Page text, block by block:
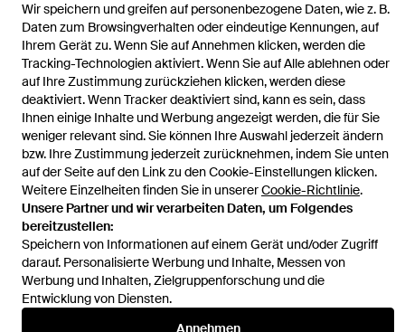
Wir speichern und greifen auf personenbezogene Daten, wie z. B.
Daten zum Browsingverhalten oder eindeutige Kennungen, auf
Ihrem Gerät zu. Wenn Sie auf Annehmen klicken, werden die
Tracking-Technologien aktiviert. Wenn Sie auf Alle ablehnen oder
auf Ihre Zustimmung zurückziehen klicken, werden diese
deaktiviert. Wenn Tracker deaktiviert sind, kann es sein, dass
Ihnen einige Inhalte und Werbung angezeigt werden, die für Sie
weniger relevant sind. Sie können Ihre Auswahl jederzeit ändern
bzw. Ihre Zustimmung jederzeit zurücknehmen, indem Sie unten
auf der Seite auf den Link zu den Cookie-Einstellungen klicken.
Weitere Einzelheiten finden Sie in unsererCookie-Richtlinie.
Unsere Partner und wir verarbeiten Daten, um Folgendes
bereitzustellen:
Speichern von Informationen auf einem Gerät und/oder Zugriff
darauf. Personalisierte Werbung und Inhalte, Messen von
Werbung und Inhalten, Zielgruppenforschung und die
Entwicklung von Diensten.
Annehmen
Startseite Herren Slipper Espadrilles aus Canvas
Hilfe und Informationen